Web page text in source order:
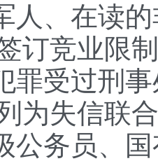
、在读的
订竞业限
受过刑事
为失信联
务员、国